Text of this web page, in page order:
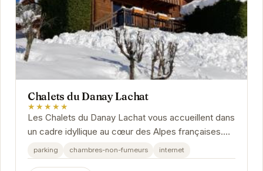
Chalets du Danay Lachat
★★★★★
Les Chalets du Danay Lachat vous accueillent dans
un cadre idyllique au cœur des Alpes françaises.
Profitez d'un séjour relaxant dans des chalets...
parking chambres-non-fumeurs internet